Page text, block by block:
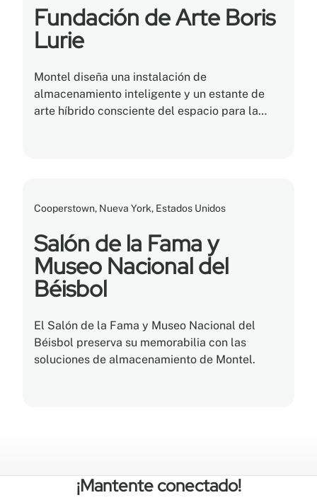
Fundación de Arte Boris
Lurie
Montel diseña una instalación de
almacenamiento inteligente y un estante de
arte híbrido consciente del espacio para la
Cooperstown, Nueva York, Estados Unidos
Salón de la Fama y
Museo Nacional del
Béisbol
El Salón de la Fama y Museo Nacional del
Béisbol preserva su memorabilia con las
soluciones de almacenamiento de Montel.
¡Mantente conectado!